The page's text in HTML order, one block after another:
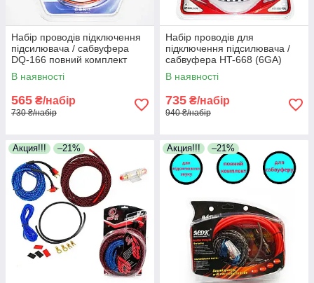
Набір проводів підключення
підсилювача / сабвуфера
DQ-166 повний комплект
проводів для установки
В наявності
565 ₴/набір
730 ₴/набір
Набір проводів для
підключення підсилювача /
сабвуфера HT-668 (6GA)
800W повний комплект
В наявності
735 ₴/набір
940 ₴/набір
Акция!!! –21% Акция!!! –21%